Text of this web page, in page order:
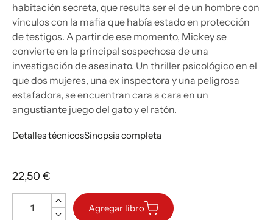
habitación secreta, que resulta ser el de un hombre con
vínculos con la mafia que había estado en protección
de testigos. A partir de ese momento, Mickey se
convierte en la principal sospechosa de una
investigación de asesinato. Un thriller psicológico en el
que dos mujeres, una ex inspectora y una peligrosa
estafadora, se encuentran cara a cara en un
angustiante juego del gato y el ratón.
Detalles técnicosSinopsis completa
22,50 €
Agregar libro